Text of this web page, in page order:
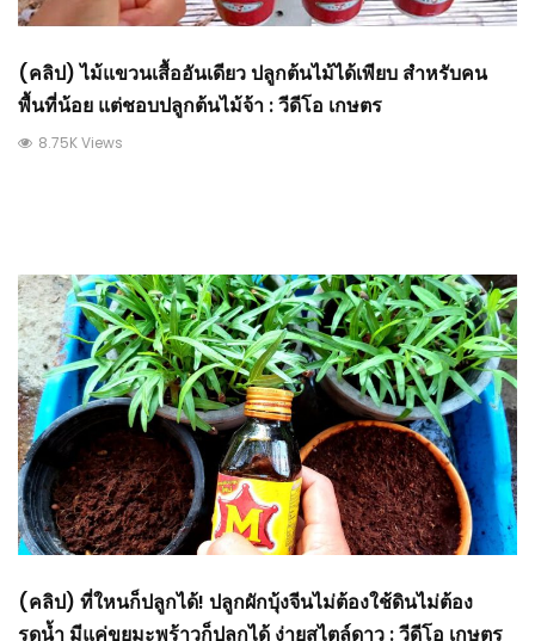
(คลิป) ไม้แขวนเสื้ออันเดียว ปลูกต้นไม้ได้เพียบ สำหรับคน
พื้นที่น้อย แต่ชอบปลูกต้นไม้จ้า : วีดีโอ เกษตร
8.75K Views
(คลิป) ที่ใหนก็ปลูกได้! ปลูกผักบุ้งจีนไม่ต้องใช้ดินไม่ต้อง
รดน้ำ มีแค่ขุยมะพร้าวก็ปลูกได้ ง่ายสไตล์ดาว : วีดีโอ เกษตร